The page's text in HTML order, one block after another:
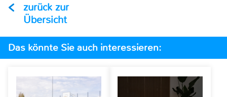
zurück zur
Übersicht
Das könnte Sie auch interessieren: